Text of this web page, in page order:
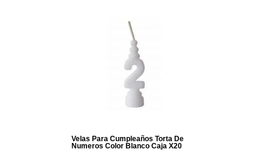
Velas Para Cumpleaños Torta De
Numeros Color Blanco Caja X20